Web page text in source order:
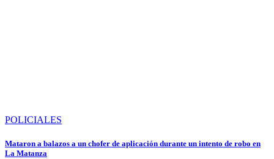
POLICIALES
Mataron a balazos a un chofer de aplicación durante un intento de robo en
La Matanza